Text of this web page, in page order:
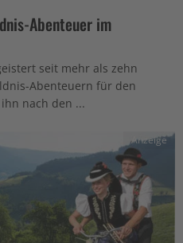
Abenteuer im
seit mehr als zehn
Abenteuern für den
nach den ...
Anzeige